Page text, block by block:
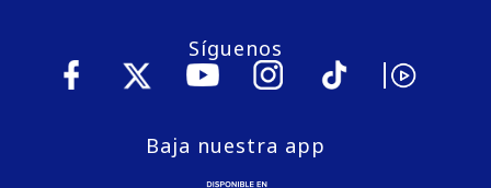
Síguenos
Baja nuestra app